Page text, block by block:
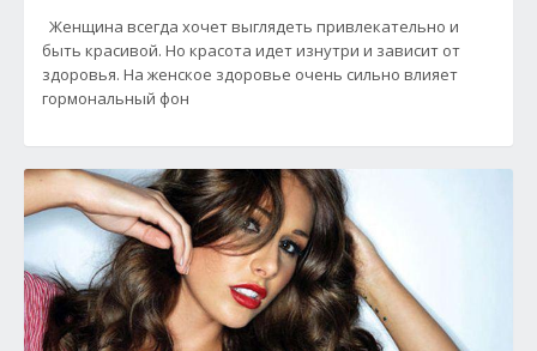
Женщина всегда хочет выглядеть привлекательно и
быть красивой. Но красота идет изнутри и зависит от
здоровья. На женское здоровье очень сильно влияет
гормональный фон